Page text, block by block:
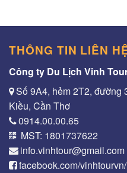
THÔNG TIN LIÊN
Công ty Du Lịch Vinh
Số 9A4, hẻm 2T2, đường
Kiều, Cần Thơ
0914.00.00.65
MST: 1801737622
info.vinhtour@gmail.com
facebook.com/vinhtourvn/